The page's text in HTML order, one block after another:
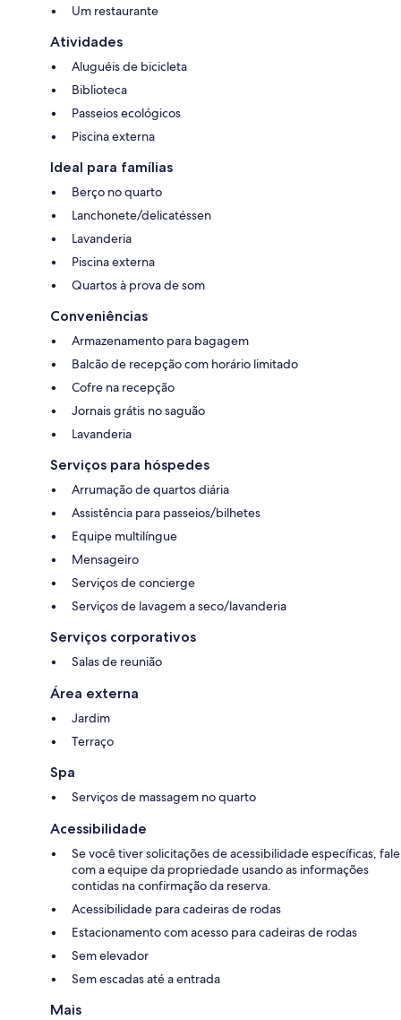
Um restaurante
Atividades
Aluguéis de bicicleta
Biblioteca
Passeios ecológicos
Piscina externa
Ideal para famílias
Berço no quarto
Lanchonete/delicatéssen
Lavanderia
Piscina externa
Quartos à prova de som
Conveniências
Armazenamento para bagagem
Balcão de recepção com horário limitado
Cofre na recepção
Jornais grátis no saguão
Lavanderia
Serviços para hóspedes
Arrumação de quartos diária
Assistência para passeios/bilhetes
Equipe multilíngue
Mensageiro
Serviços de concierge
Serviços de lavagem a seco/lavanderia
Serviços corporativos
Salas de reunião
Área externa
Jardim
Terraço
Spa
Serviços de massagem no quarto
Acessibilidade
Se você tiver solicitações de acessibilidade específicas, fale
com a equipe da propriedade usando as informações
contidas na confirmação da reserva.
Acessibilidade para cadeiras de rodas
Estacionamento com acesso para cadeiras de rodas
Sem elevador
Sem escadas até a entrada
Mais